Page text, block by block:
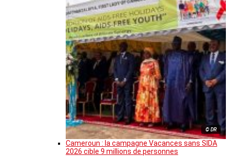
© DR
Cameroun : la campagne Vacances sans SIDA
2026 cible 9 millions de personnes